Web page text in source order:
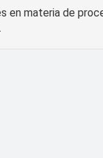
materia de